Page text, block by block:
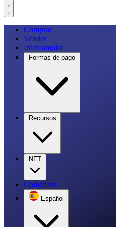
Comprar
Vender
Intercambiar
Formas de pago
Recursos
NFT
Comenzar
Español